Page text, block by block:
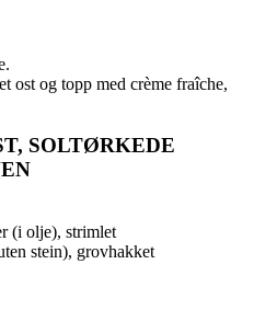
ost og topp med crème fraîche,
SOLTØRKEDE
(i olje), strimlet
stein), grovhakket